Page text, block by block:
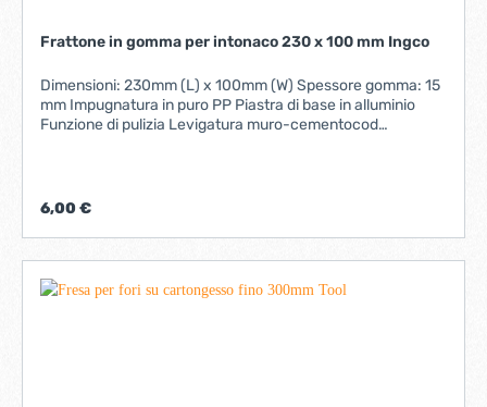
Frattone in gomma per intonaco 230 x 100 mm Ingco
Dimensioni: 230mm (L) x 100mm (W) Spessore gomma: 15
mm Impugnatura in puro PP Piastra di base in alluminio
Funzione di pulizia Levigatura muro-cementocod
6,00 €